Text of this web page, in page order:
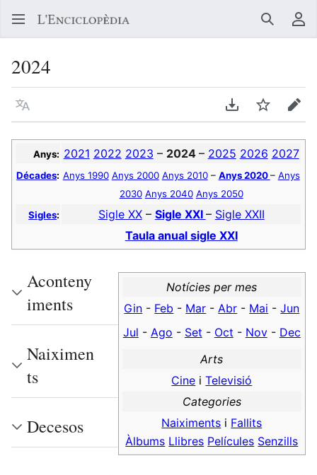
Buscar
2024
Llegir en un atre idioma Descarregar en
Vigilar
Anys: 2021 2022 2023 – 2024 – 2025 2026 2027
Décades: Anys 1990 Anys 2000 Anys 2010– Anys 2020– Anys
2030 Anys 2040 Anys 2050
Sigles: Sigle XX– Sigle XXI – Sigle XXII
Taula anual sigle XXI
Notícies per mes
Gin - Feb - Mar - Abr - Mai -Jun
Jul - Ago - Set - Oct - Nov- Dec
Arts
Cine iTelevisió
Categories
Naiximents i Fallits
Àlbums Llibres Películes Senzills
Aconteny
iments
Naiximen
ts
Decesos